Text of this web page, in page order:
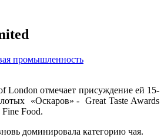
промышленность
London отмечает присуждение ей 15-
«Оскаров» - Great Taste Awards
Food.
доминировала категорию чая.